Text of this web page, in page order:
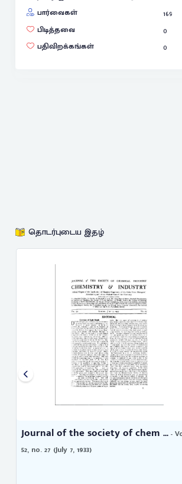
பார்வைகள்
169
பிடித்தவை
0
பதிவிறக்கங்கள்
0
தொடர்புடைய இதழ்
Journal of the society of chem ...-
52, no. 27 (July 7, 1933)